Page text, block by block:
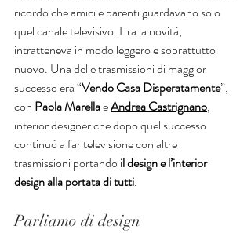
ricordo che amici e parenti guardavano solo
quel canale televisivo. Era la novità,
intratteneva in modo leggero e soprattutto
nuovo. Una delle trasmissioni di maggior
successo era “Vendo Casa Disperatamente”,
con Paola Marella e Andrea Castrignano,
interior designer che dopo quel successo
continuò a far televisione con altre
trasmissioni portando il design e l’interior
design alla portata di tutti.
Parliamo di design